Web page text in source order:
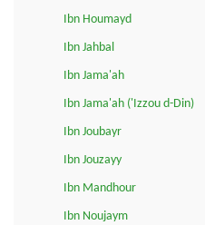
Ibn Houmayd
Ibn Jahbal
Ibn Jama'ah
Ibn Jama'ah ('Izzou d-Din)
Ibn Joubayr
Ibn Jouzayy
Ibn Mandhour
Ibn Noujaym